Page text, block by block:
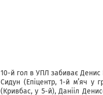
10-й гол в УПЛ забиває
Сидун (Епіцентр, 1-й м’яч у
(Кривбас, у 5-й), Данііл